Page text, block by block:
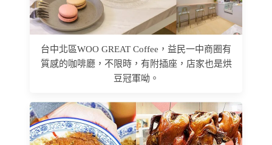
台中北區WOO GREAT Coffee，益民一中商圈有
質感的咖啡廳，不限時，有附插座，店家也是烘
豆冠軍呦。